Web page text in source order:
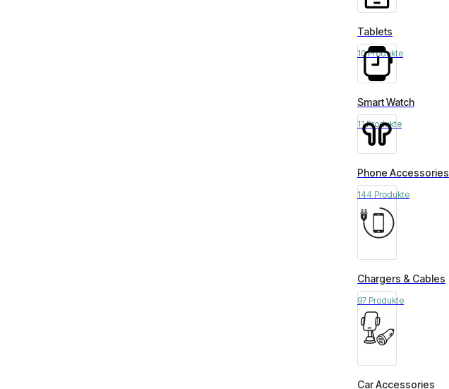
Tablets
10 Produkte
Smart Watch
11 Produkte
Phone Accessories
144 Produkte
Chargers & Cables
97 Produkte
Car Accessories